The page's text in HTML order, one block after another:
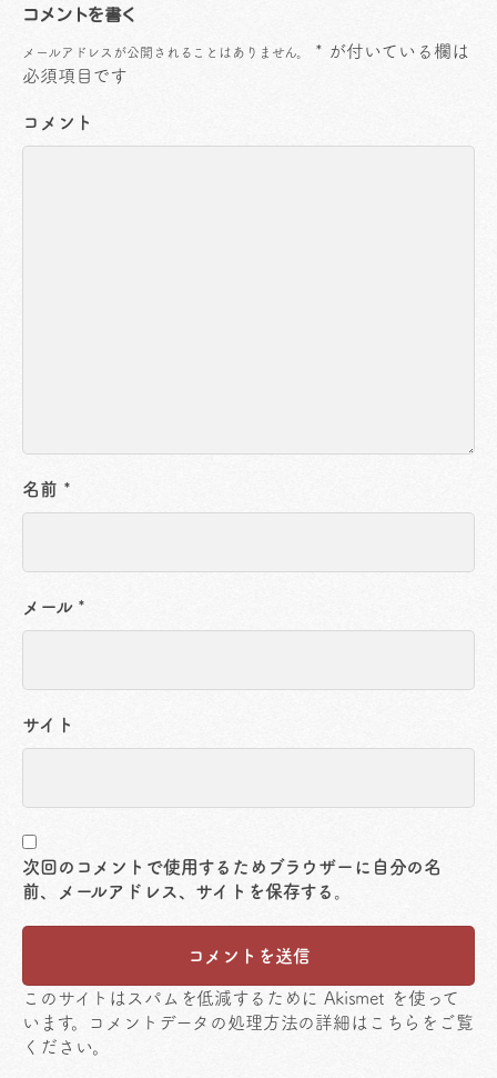
コメントを書く
メールアドレスが公開されることはありません。 * が付いている欄は
必須項目です
コメント
名前 *
メール *
サイト
次回のコメントで使用するためブラウザーに自分の名
前、メールアドレス、サイトを保存する。
このサイトはスパムを低減するために Akismet を使って
います。
コメントデータの処理方法の詳細はこちらをご覧
ください。